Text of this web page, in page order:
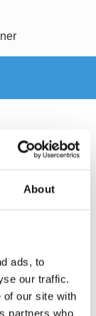
About
ads, to
our traffic.
of our site with
partners who
LA14B